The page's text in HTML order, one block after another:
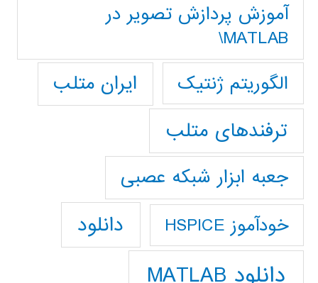
آموزش پردازش تصوير در
MATLAB\
الگوریتم ژنتیک
ایران متلب
ترفندهای متلب
جعبه ابزار شبکه عصبی
خودآموز HSPICE دانلود
دانلود MATLAB